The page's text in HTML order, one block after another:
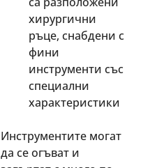
хирургични
ръце, снабдени с
фини
инструменти със
специални
характеристики
Инструментите могат
да се огъват и